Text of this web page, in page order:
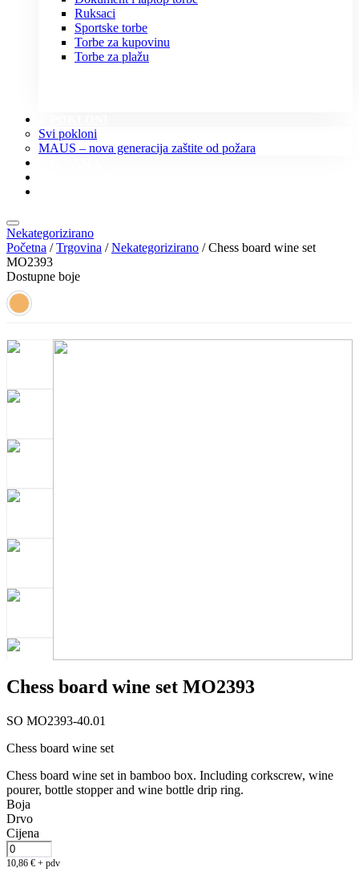
Ruksaci
Sportske torbe
Torbe za kupovinu
Torbe za plažu
Svi pokloni
MAUS – nova generacija zaštite od požara
Nekategorizirano
Početna /Trgovina /Nekategorizirano / Chess board wine set
MO2393
Dostupne boje
Chess board wine set MO2393
SO MO2393-40.01
Chess board wine set
Chess board wine set in bamboo box. Including corkscrew, wine
pourer, bottle stopper and wine bottle drip ring.
Boja
Drvo
Cijena
10,86 € + pdv